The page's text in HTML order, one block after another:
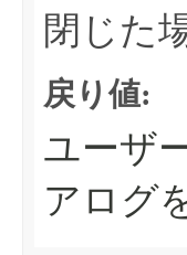
閉じた
戻り値:
ユーザ
アログ